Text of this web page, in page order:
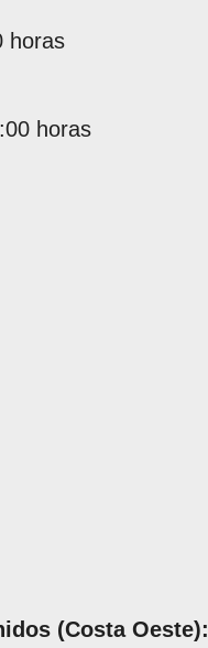
horas
horas
(Costa Oeste):